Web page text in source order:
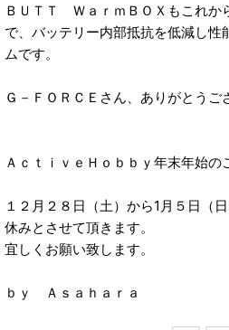
ＢＵＴＴ ＷａｒｍＢＯＸもこれか
で、バッテリー内部抵抗を低減し性
ムです。
Ｇ－ＦＯＲＣＥさん、ありがとうご
ＡｃｔｉｖｅＨｏｂｂｙ年末年始の
１２月２８日（土）から1月５日（
休みとさせて頂きます。
宜しくお願い致します。
ｂｙ Ａｓａｈａｒａ